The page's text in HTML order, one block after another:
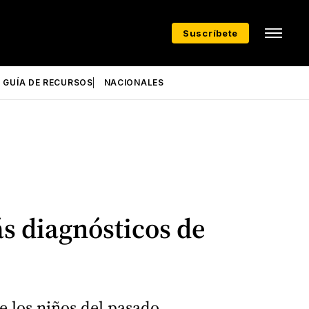
Suscríbete
GUÍA DE RECURSOS NACIONALES
diagnósticos de